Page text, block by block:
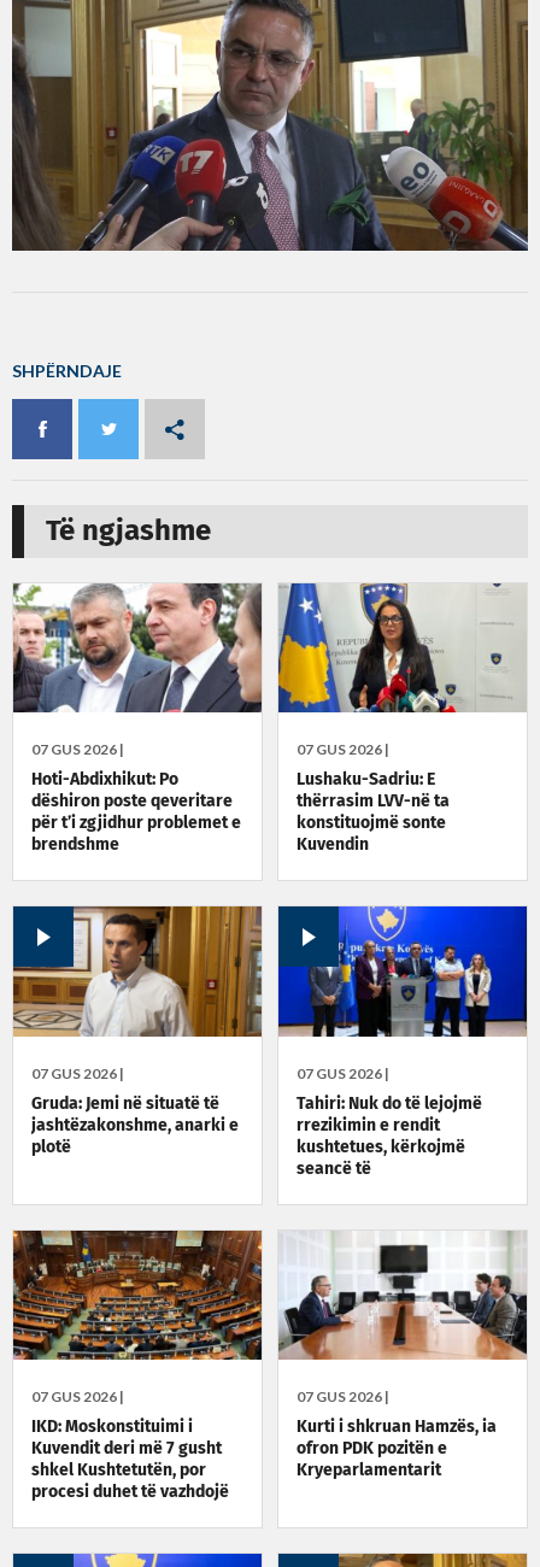
SHPËRNDAJE
Të ngjashme
07 GUS 2026 |
Hoti-Abdixhikut: Po
dëshiron poste qeveritare
për t’i zgjidhur problemet e
brendshme
07 GUS 2026 |
Lushaku-Sadriu: E
thërrasim LVV-në ta
konstituojmë sonte
Kuvendin
07 GUS 2026 |
Gruda: Jemi në situatë të
jashtëzakonshme, anarki e
plotë
07 GUS 2026 |
Tahiri: Nuk do të lejojmë
rrezikimin e rendit
kushtetues, kërkojmë
seancë të
07 GUS 2026 |
IKD: Moskonstituimi i
Kuvendit deri më 7 gusht
shkel Kushtetutën, por
procesi duhet të vazhdojë
07 GUS 2026 |
Kurti i shkruan Hamzës, ia
ofron PDK pozitën e
Kryeparlamentarit